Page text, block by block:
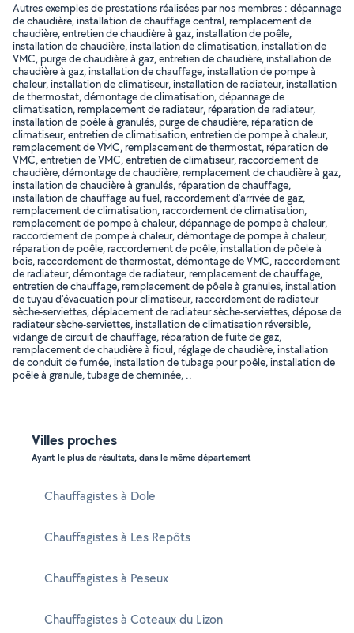
Autres exemples de prestations réalisées par nos membres : dépannage
de chaudière, installation de chauffage central, remplacement de
chaudière, entretien de chaudière à gaz, installation de poêle,
installation de chaudière, installation de climatisation, installation de
VMC, purge de chaudière à gaz, entretien de chaudière, installation de
chaudière à gaz, installation de chauffage, installation de pompe à
chaleur, installation de climatiseur, installation de radiateur, installation
de thermostat, démontage de climatisation, dépannage de
climatisation, remplacement de radiateur, réparation de radiateur,
installation de poêle à granulés, purge de chaudière, réparation de
climatiseur, entretien de climatisation, entretien de pompe à chaleur,
remplacement de VMC, remplacement de thermostat, réparation de
VMC, entretien de VMC, entretien de climatiseur, raccordement de
chaudière, démontage de chaudière, remplacement de chaudière à gaz,
installation de chaudière à granulés, réparation de chauffage,
installation de chauffage au fuel, raccordement d'arrivée de gaz,
remplacement de climatisation, raccordement de climatisation,
remplacement de pompe à chaleur, dépannage de pompe à chaleur,
raccordement de pompe à chaleur, démontage de pompe à chaleur,
réparation de poêle, raccordement de poêle, installation de pôele à
bois, raccordement de thermostat, démontage de VMC, raccordement
de radiateur, démontage de radiateur, remplacement de chauffage,
entretien de chauffage, remplacement de pôele à granules, installation
de tuyau d'évacuation pour climatiseur, raccordement de radiateur
sèche-serviettes, déplacement de radiateur sèche-serviettes, dépose de
radiateur sèche-serviettes, installation de climatisation réversible,
vidange de circuit de chauffage, réparation de fuite de gaz,
remplacement de chaudière à fioul, réglage de chaudière, installation
de conduit de fumée, installation de tubage pour poêle, installation de
poêle à granule, tubage de cheminée, ..
Villes proches
Ayant le plus de résultats, dans le même département
Chauffagistes à Dole
Chauffagistes à Les Repôts
Chauffagistes à Peseux
Chauffagistes à Coteaux du Lizon